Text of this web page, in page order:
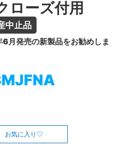
ーズ付用
中止品
月発売の新製品をお勧めしま
お気に入り